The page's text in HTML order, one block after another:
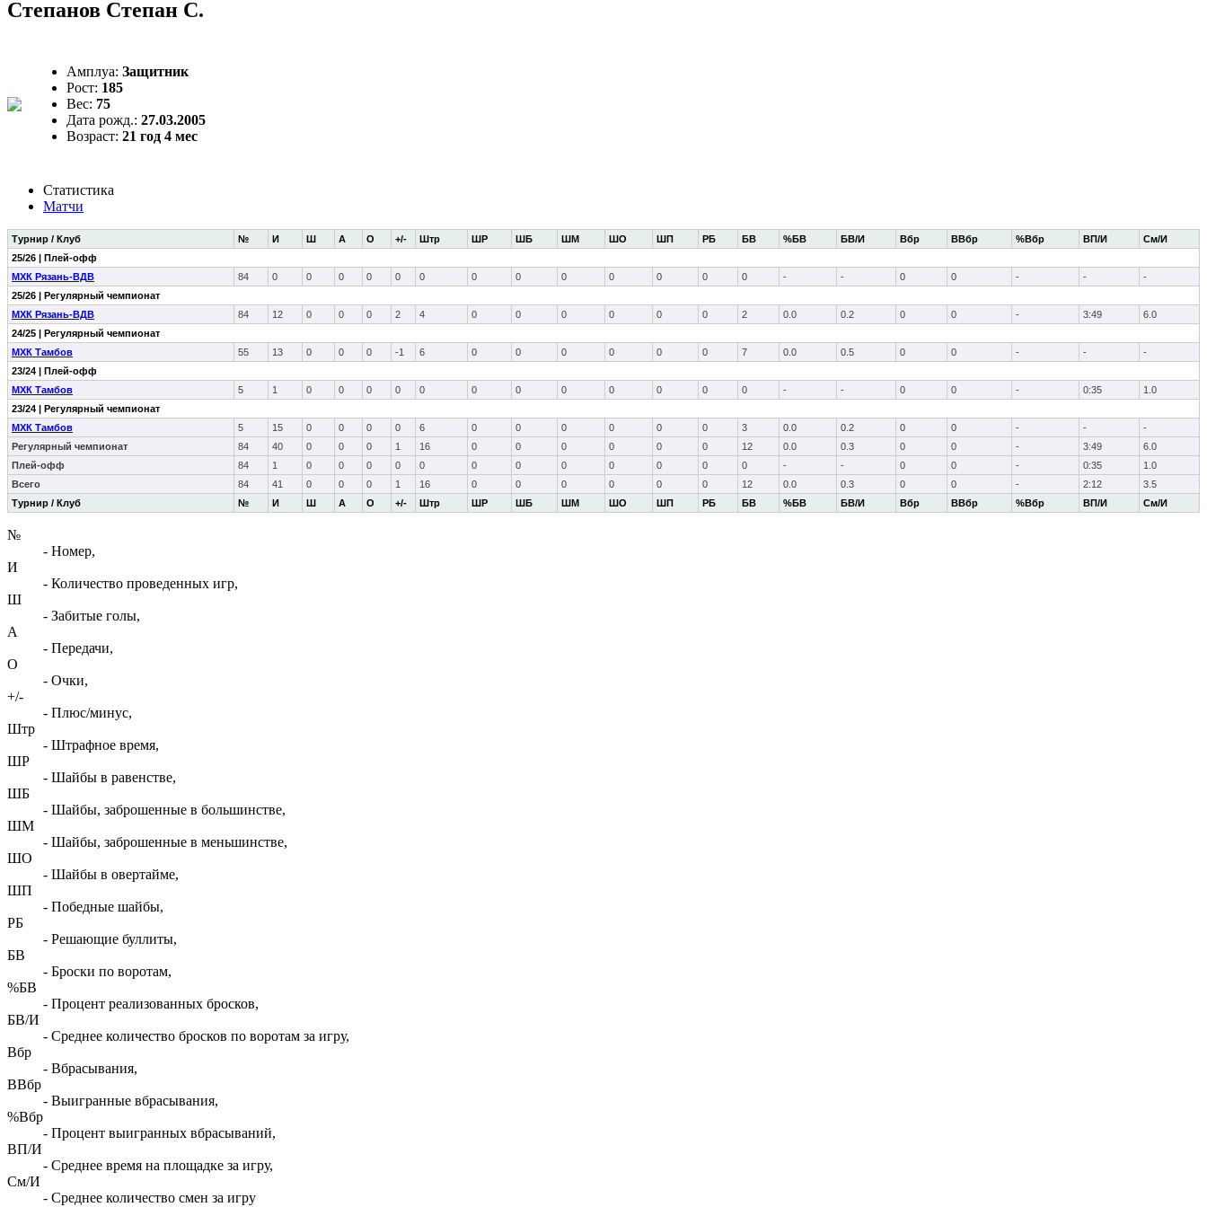
Степанов Степан С.
Амплуа: Защитник
Рост: 185
Вес: 75
Дата рожд.: 27.03.2005
Возраст: 21 год 4 мес
Статистика
Матчи
Турнир / Клуб № И Ш А О +/- Штр ШР ШБ ШМ ШО ШП РБ БВ %БВ БВ/И Вбр ВВбр %Вбр ВП/И См/И
Турнир / Клуб № И Ш А О +/- Штр ШР ШБ ШМ ШО ШП РБ БВ %БВ БВ/И Вбр ВВбр %Вбр ВП/И См/И
25/26 | Плей-офф
МХК Рязань-ВДВ
84 0 0 0 0 0 0 0 0 0 0 0 0 0 - - 0 0 - -
-
25/26 | Регулярный чемпионат
МХК Рязань-ВДВ
84 12 0 0 0 2 4 0 0 0 0 0 0 2 0.0 0.2 0 0 - 3:49
6.0
24/25 | Регулярный чемпионат
МХК Тамбов
55 13 0 0 0 -1 6 0 0 0 0 0 0 7 0.0 0.5 0 0 - -
-
23/24 | Плей-офф
МХК Тамбов
5 1 0 0 0 0 0 0 0 0 0 0 0 0 - - 0 0 - 0:35
1.0
23/24 | Регулярный чемпионат
МХК Тамбов
5 15 0 0 0 0 6 0 0 0 0 0 0 3 0.0 0.2 0 0 - -
-
Регулярный чемпионат
84 40 0 0 0 1 16 0 0 0 0 0 0 12 0.0 0.3 0 0 - 3:49
6.0
Плей-офф
84 1 0 0 0 0 0 0 0 0 0 0 0 0 - - 0 0 - 0:35
1.0
Всего
84 41 0 0 0 1 16 0 0 0 0 0 0 12 0.0 0.3 0 0 - 2:12 3.5
№
- Номер,
И
- Количество проведенных игр,
Ш
- Забитые голы,
А
- Передачи,
О
- Очки,
+/-
- Плюс/минус,
Штр
- Штрафное время,
ШР
- Шайбы в равенстве,
ШБ
- Шайбы, заброшенные в большинстве,
ШМ
- Шайбы, заброшенные в меньшинстве,
ШО
- Шайбы в овертайме,
ШП
- Победные шайбы,
РБ
- Решающие буллиты,
БВ
- Броски по воротам,
%БВ
- Процент реализованных бросков,
БВ/И
- Среднее количество бросков по воротам за игру,
Вбр
- Вбрасывания,
ВВбр
- Выигранные вбрасывания,
%Вбр
- Процент выигранных вбрасываний,
ВП/И
- Среднее время на площадке за игру,
См/И
- Среднее количество смен за игру